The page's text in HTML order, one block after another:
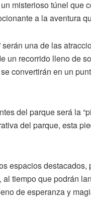
misterioso túnel que
a la aventura
una de las
un recorrido lleno de
convertirán en un
del parque será la
del parque, esta
espacios
tiempo que podrán
de esperanza y